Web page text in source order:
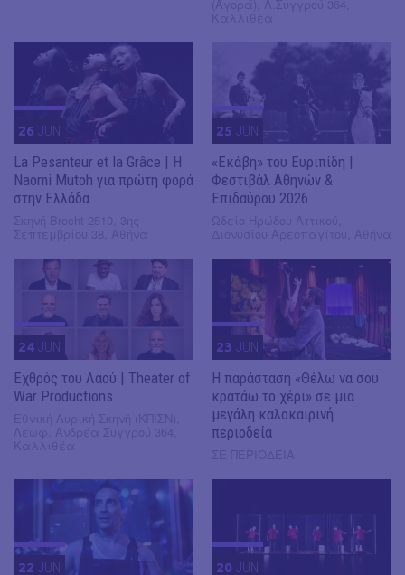
26 JUN
La Pesanteur et la Grâce | Η
Naomi Mutoh για πρώτη φορά
στην Ελλάδα
25 JUN
«Εκάβη» του Ευριπίδη |
Φεστιβάλ Αθηνών &
Επιδαύρου 2026
24 JUN
Εχθρός του Λαού | Theater of
War Productions
23 JUN
Η παράσταση «Θέλω να σου
κρατάω το χέρι» σε μια
μεγάλη καλοκαιρινή
περιοδεία
22 JUN 20 JUN